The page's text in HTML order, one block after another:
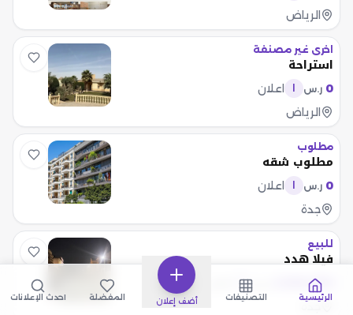
الرياض
اخرى غير مصنفة
استراحة
0 ر.س
اعلان
الرياض
مطلوب
مطلوب شقه
0 ر.س
اعلان
جدة
للبيع
فيلا هدد
2,500,000 ر.س ا
الرئيسية التصنيفات أضف إعلان المفضلة أحدث الإعلانات